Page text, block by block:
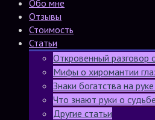
Обо мне
Отзывы
Стоимость
Статьи
Откровенный разговор
Мифы о хиромантии
Знаки богатства на
Что знают руки о
Другие статьи